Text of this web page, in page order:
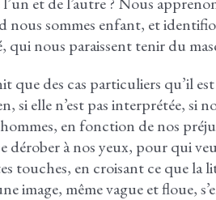
sommes enfant, et
qui nous paraissent tenir du
que des cas particuliers qu’il
si elle n’est pas interprétée, si
en fonction de nos
dérober à nos yeux, pour qui
touches, en croisant ce que
image, même vague et floue,